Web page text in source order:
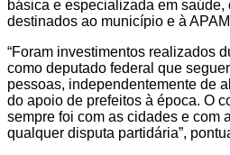
básica e especializada em saúde,
destinados ao município e à
“Foram investimentos realizados
como deputado federal que
pessoas, independentemente de
do apoio de prefeitos à época. O
sempre foi com as cidades e com
qualquer disputa partidária”,